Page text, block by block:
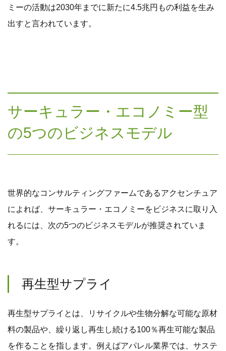
ミーの活動は2030年までに新たに4.5兆円もの利益を生み
出すと言われています。
サーキュラー・エコノミー型
の5つのビジネスモデル
世界的なコンサルティングファームであるアクセンチュア
によれば、サーキュラー・エコノミーをビジネスに取り入
れるには、次の5つのビジネスモデルが推奨されていま
す。
再生型サプライ
再生型サプライとは、リサイクルや生物分解な可能な原材
料の製品や、繰り返し再生し続ける100％再生可能な製品
を作ることを指します。例えばアパレル業界では、サステ